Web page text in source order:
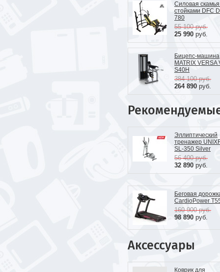
Силовая
стойками DFC
780
55 100руб.
25 990 руб.
Бицепс-машина
MATRIX VERSA
S40H
384 100руб.
264 890 руб.
Эллиптический
тренажер
SL-350 Silver
56 400руб.
32 890 руб.
Беговая
CardioPower
160 900руб.
98 890 руб.
Аксессуары
Коврик для